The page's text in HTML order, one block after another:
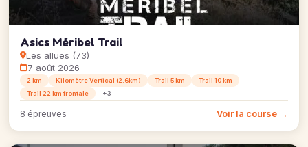
Asics Méribel Trail
Les allues (73)
7 août 2026
2 km Kilomètre Vertical (2.6km) Trail 5 km
Trail 10 km
Trail 22 km frontale
+3
8 épreuves Voir la course →